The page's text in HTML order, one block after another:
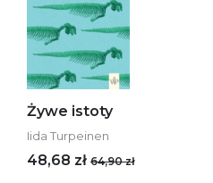
Żywe istoty
Iida Turpeinen
48,68 zł 64,90 zł